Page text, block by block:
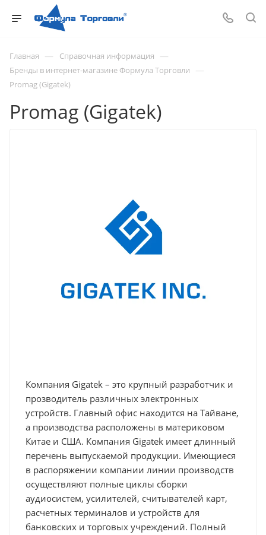
Главная — Справочная информация —
Бренды в интернет-магазине Формула Торговли —
Promag (Gigatek)
Promag (Gigatek)
Компания Gigatek – это крупный разработчик и
прозводитель различных электронных
устройств. Главный офис находится на Тайване,
а производства расположены в материковом
Китае и США. Компания Gigatek имеет длинный
перечень выпускаемой продукции. Имеющиеся
в распоряжении компании линии производств
осуществляют полные циклы сборки
аудиосистем, усилителей, считывателей карт,
расчетных терминалов и устройств для
банковских и торговых учреждений. Полный